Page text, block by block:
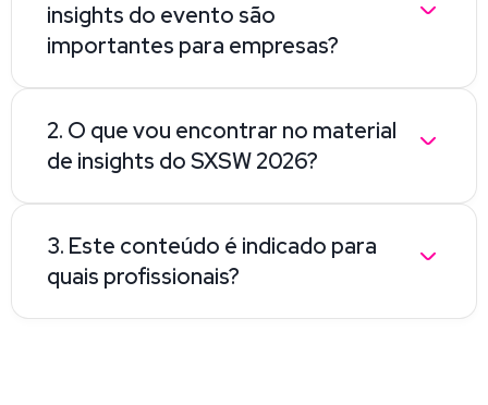
insights do evento são
importantes para empresas?
2. O que vou encontrar no material
de insights do SXSW 2026?
3. Este conteúdo é indicado para
quais profissionais?